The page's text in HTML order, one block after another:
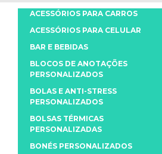
ACESSÓRIOS PARA CARROS
ACESSÓRIOS PARA CELULAR
BAR E BEBIDAS
BLOCOS DE ANOTAÇÕES
PERSONALIZADOS
BOLAS E ANTI-STRESS
PERSONALIZADOS
BOLSAS TÉRMICAS
PERSONALIZADAS
BONÉS PERSONALIZADOS